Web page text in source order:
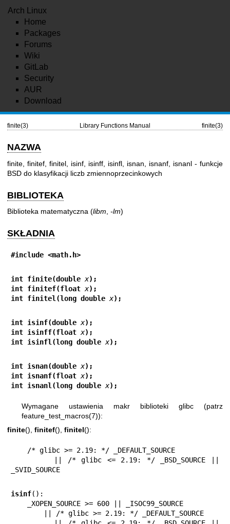
Arch Linux
Home
Packages
Forums
Wiki
GitLab
Security
AUR
Download
finite(3) Library Functions Manual finite(3)
NAZWA
finite, finitef, finitel, isinf, isinff, isinfl, isnan, isnanf, isnanl - funkcje
BSD do klasyfikacji liczb zmiennoprzecinkowych
BIBLIOTEKA
Biblioteka matematyczna (libm -lm)
SKŁADNIA
#include <math.h>
int finite(double x);
int finitef(float x);
int finitel(long double x);
int isinf(double x);
int isinff(float x);
int isinfl(long double x);
int isnan(double x);
int isnanf(float x);
int isnanl(long double x);
Wymagane ustawienia makr biblioteki glibc (patrz
feature_test_macros(7)):
finite(), finitef(), finitel():
_SVID_SOURCE
isinf():